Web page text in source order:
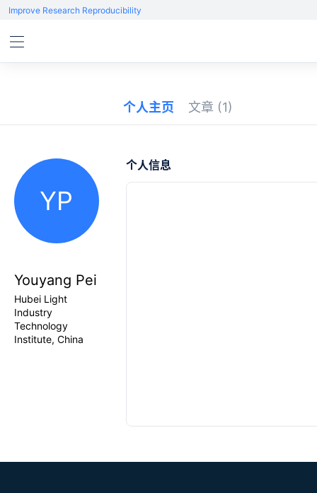
Improve Research Reproducibility
个人主页 文章 (1)
YP
Youyang Pei
Hubei Light
Industry
Technology
Institute, China
个人信息